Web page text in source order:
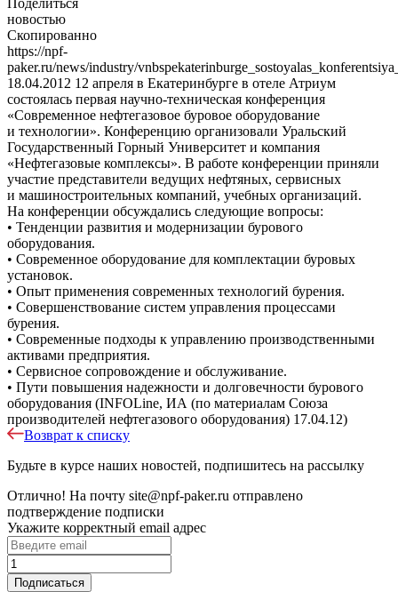
новостью
Скопированно
https://npf-
paker.ru/news/industry/
18.04.2012 12 апреля в Екатеринбурге в отеле Атриум
состоялась первая научно-техническая конференция
«Современное нефтегазовое буровое оборудование
и технологии». Конференцию организовали Уральский
Государственный Горный Университет и компания
«Нефтегазовые комплексы». В работе конференции приняли
участие представители ведущих нефтяных, сервисных
и машиностроительных компаний, учебных организаций.
На конференции обсуждались следующие вопросы:
• Тенденции развития и модернизации бурового
оборудования.
• Современное оборудование для комплектации буровых
установок.
• Опыт применения современных технологий бурения.
• Совершенствование систем управления процессами
бурения.
• Современные подходы к управлению производственными
активами предприятия.
• Сервисное сопровождение и обслуживание.
• Пути повышения надежности и долговечности бурового
оборудования (INFOLine, ИА (по материалам Союза
производителей нефтегазового оборудования) 17.04.12)
Возврат к списку
Будьте в курсе наших новостей, подпишитесь на рассылку
Отлично! На почту site@npf-paker.ru отправлено
подтверждение подписки
Укажите корректный email адрес